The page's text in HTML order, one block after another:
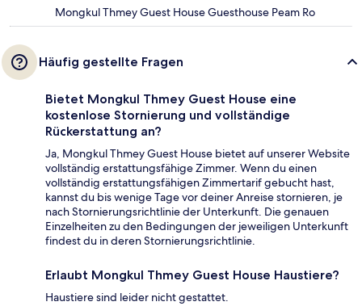
Mongkul Thmey Guest House Guesthouse Peam Ro
Häufig gestellte Fragen
Bietet Mongkul Thmey Guest House eine
kostenlose Stornierung und vollständige
Rückerstattung an?
Ja, Mongkul Thmey Guest House bietet auf unserer Website
vollständig erstattungsfähige Zimmer. Wenn du einen
vollständig erstattungsfähigen Zimmertarif gebucht hast,
kannst du bis wenige Tage vor deiner Anreise stornieren, je
nach Stornierungsrichtlinie der Unterkunft. Die genauen
Einzelheiten zu den Bedingungen der jeweiligen Unterkunft
findest du in deren Stornierungsrichtlinie.
Erlaubt Mongkul Thmey Guest House Haustiere?
Haustiere sind leider nicht gestattet.